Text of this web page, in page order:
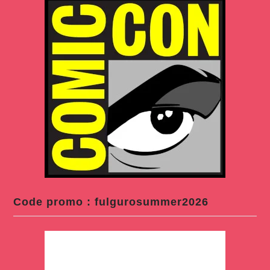
Code promo : fulgurosummer2026